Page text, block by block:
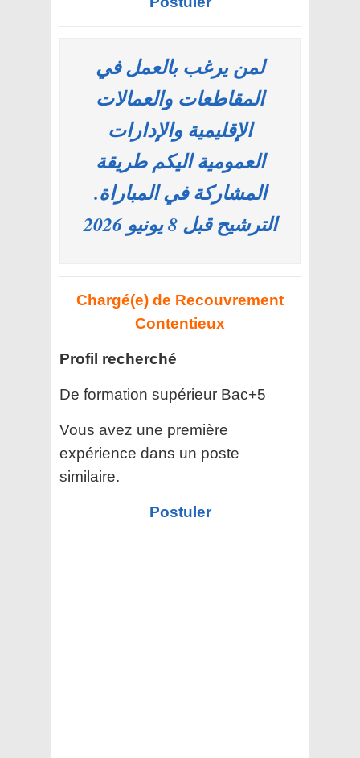
لمن يرغب بالعمل في
المقاطعات والعمالات
الإقليمية والإدارات
العمومية اليكم طريقة
المشاركة في المباراة.
الترشيح قبل 8 يونيو 2026
Chargé(e) de Recouvrement
Contentieux
Profil recherché
De formation supérieur Bac+5
Vous avez une première
expérience dans un poste
similaire.
Postuler